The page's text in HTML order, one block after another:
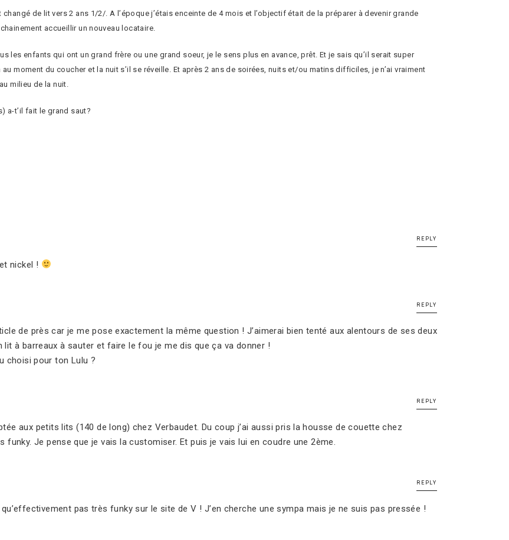
de lit vers 2 ans 1/2/. A l’époque j’étais enceinte de 4 mois et l’objectif était de la préparer à devenir grande
accueillir un nouveau locataire.
les enfants qui ont un grand frère ou une grand soeur, je le sens plus en avance, prêt. Et je sais qu’il serait super
moment du coucher et la nuit s’il se réveille. Et après 2 ans de soirées, nuits et/ou matins difficiles, je n’ai vraiment
milieu de la nuit.
a-t’il fait le grand saut?
REPLY
nickel !
REPLY
de près car je me pose exactement la même question ! J’aimerai bien tenté aux alentours de ses deux
à barreaux à sauter et faire le fou je me dis que ça va donner !
choisi pour ton Lulu ?
REPLY
aux petits lits (140 de long) chez Verbaudet. Du coup j’ai aussi pris la housse de couette chez
funky. Je pense que je vais la customiser. Et puis je vais lui en coudre une 2ème.
REPLY
pas très funky sur le site de V ! J’en cherche une sympa mais je ne suis pas pressée !